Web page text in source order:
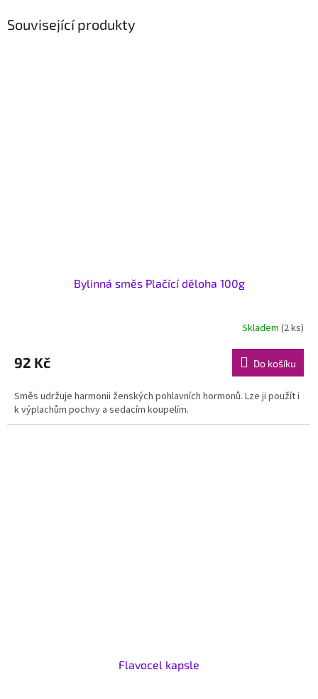
Související produkty
Bylinná směs Plačící děloha 100g
Skladem (2 ks)
92 Kč Do košíku
Směs udržuje harmonii ženských pohlavních hormonů. Lze ji použít i
k výplachům pochvy a sedacím koupelím.
Flavocel kapsle